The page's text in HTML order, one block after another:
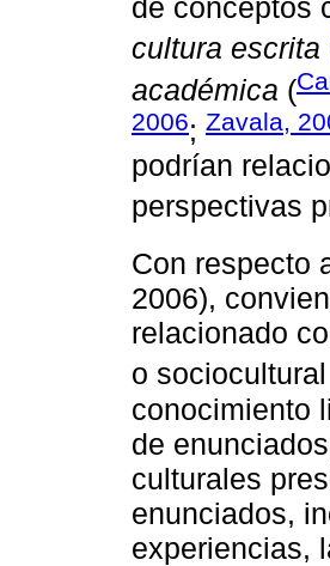
de conceptos
cultura escrita
académica (
2006; Zavala,
podrían
perspectivas
Con respecto
2006),
relacionado
o
conocimiento
de
culturales
enunciados,
experiencias,